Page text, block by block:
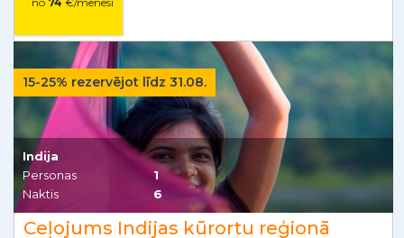
15-25% rezervējot līdz 31.08.
Indija
Personas
1
Naktis
6
Ceļojums Indijas kūrortu reģionā